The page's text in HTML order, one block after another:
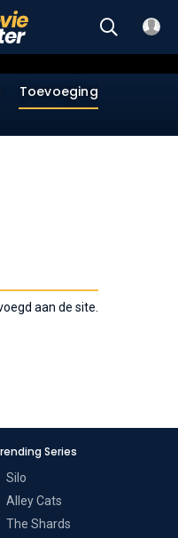
Toevoegingen
aan de site.
Series
Silo
Alley Cats
The Shards